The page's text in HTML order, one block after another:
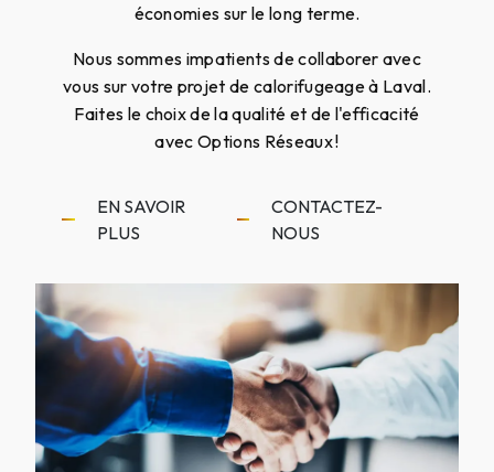
économies sur le long terme.
Nous sommes impatients de collaborer avec
vous sur votre projet de calorifugeage à Laval.
Faites le choix de la qualité et de l'efficacité
avec Options Réseaux !
EN SAVOIR
PLUS
CONTACTEZ-
NOUS